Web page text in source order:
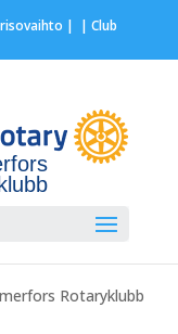
| | Club
Rotaryklubb